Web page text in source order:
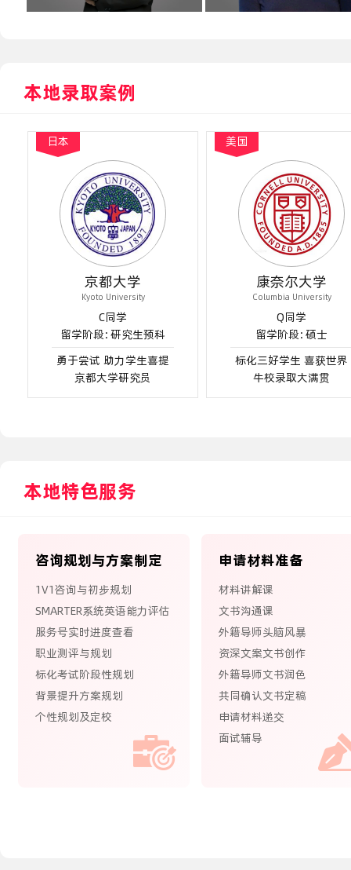
本地录取案例
伦敦大学国王学院
King's College London
留学阶段：硕士
考研留学双保险双非生获
录多所英国名校
利
留学阶
疫情下重启
弃美国收
本地特色服务
咨询规划与方案制定
1V1咨询与初步规划
SMARTER系统英语能力评估
服务号实时进度查看
职业测评与规划
标化考试阶段性规划
背景提升方案规划
个性规划及定校
申请材料准备
材料讲解课
文书沟通课
外籍导师头脑风暴
资深文案文书创作
外籍导师文书润色
共同确认文书定稿
申请材料递交
面试辅导